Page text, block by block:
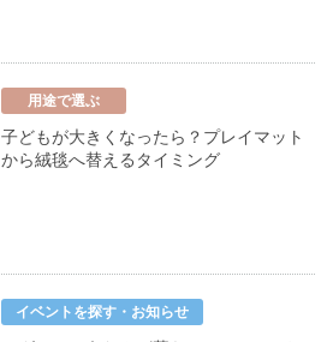
用途で選ぶ
子どもが大きくなったら？プレイマット
から絨毯へ替えるタイミング
イベントを探す・お知らせ